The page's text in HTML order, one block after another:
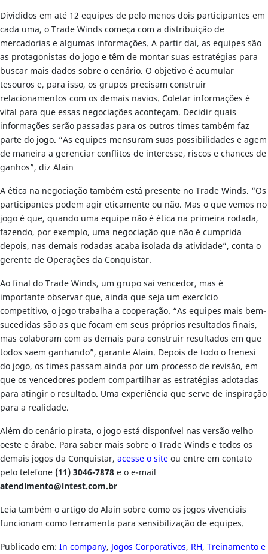
Divididos em até 12 equipes de pelo menos dois participantes em
cada uma, o Trade Winds começa com a distribuição de
mercadorias e algumas informações. A partir daí, as equipes são
as protagonistas do jogo e têm de montar suas estratégias para
buscar mais dados sobre o cenário. O objetivo é acumular
tesouros e, para isso, os grupos precisam construir
relacionamentos com os demais navios. Coletar informações é
vital para que essas negociações aconteçam. Decidir quais
informações serão passadas para os outros times também faz
parte do jogo. “As equipes mensuram suas possibilidades e agem
de maneira a gerenciar conflitos de interesse, riscos e chances de
ganhos”, diz Alain
A ética na negociação também está presente no Trade Winds. “Os
participantes podem agir eticamente ou não. Mas o que vemos no
jogo é que, quando uma equipe não é ética na primeira rodada,
fazendo, por exemplo, uma negociação que não é cumprida
depois, nas demais rodadas acaba isolada da atividade”, conta o
gerente de Operações da Conquistar.
Ao final do Trade Winds, um grupo sai vencedor, mas é
importante observar que, ainda que seja um exercício
competitivo, o jogo trabalha a cooperação. “As equipes mais bem-
sucedidas são as que focam em seus próprios resultados finais,
mas colaboram com as demais para construir resultados em que
todos saem ganhando”, garante Alain. Depois de todo o frenesi
do jogo, os times passam ainda por um processo de revisão, em
que os vencedores podem compartilhar as estratégias adotadas
para atingir o resultado. Uma experiência que serve de inspiração
para a realidade.
Além do cenário pirata, o jogo está disponível nas versão velho
oeste e árabe. Para saber mais sobre o Trade Winds e todos os
demais jogos da Conquistar, acesse o siteou entre em contato
pelo telefone (11) 3046-7878e o e-mail
atendimento@intest.com.br
Leia também o artigo do Alain sobre como os jogos vivenciais
funcionam como ferramenta para sensibilização de equipes.
Publicado em: In company, Jogos Corporativos, RH, Treinamento e